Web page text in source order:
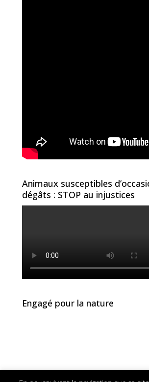
Animaux susceptibles
dégâts : STOP au injustices
Engagé pour la nature